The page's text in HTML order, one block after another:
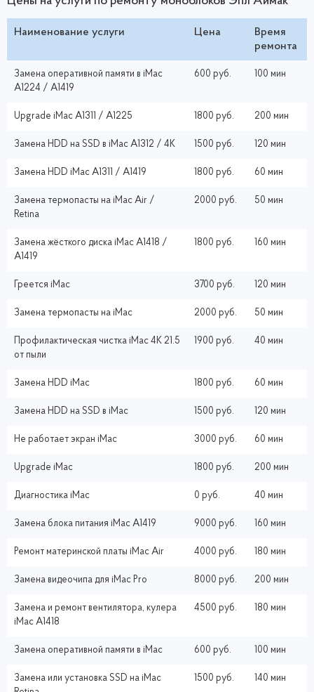
Наименование услуги Цена
Время
ремонта
Замена оперативной памяти в iMac
A1224 / A1419
600 руб. 100 мин
Upgrade iMac A1311 / A1225 1800 руб. 200 мин
Замена HDD на SSD в iMac A1312 / 4K 1500 руб. 120 мин
Замена HDD iMac A1311 / A1419 1800 руб. 60 мин
Замена термопасты на iMac Air /
Retina
2000 руб. 50 мин
Замена жёсткого диска iMac A1418 /
A1419
1800 руб. 160 мин
Греется iMac 3700 руб. 120 мин
Замена термопасты на iMac 2000 руб. 50 мин
Профилактическая чистка iMac 4K 21.5
от пыли
1900 руб. 40 мин
Замена HDD iMac 1800 руб. 60 мин
Замена HDD на SSD в iMac 1500 руб. 120 мин
Не работает экран iMac 3000 руб. 60 мин
Upgrade iMac 1800 руб. 200 мин
Диагностика iMac 0 руб. 40 мин
Замена блока питания iMac A1419 9000 руб. 160 мин
Ремонт материнской платы iMac Air 4000 руб. 180 мин
Замена видеочипа для iMac Pro 8000 руб. 200 мин
Замена и ремонт вентилятора, кулера
iMac A1418
4500 руб. 180 мин
Замена оперативной памяти в iMac 600 руб. 100 мин
Замена или установка SSD на iMac
1500 руб. 140 мин